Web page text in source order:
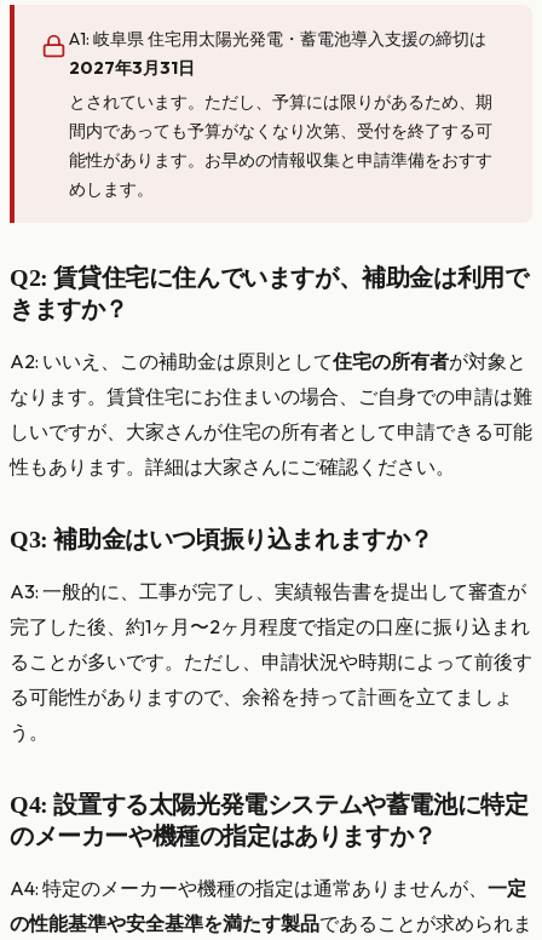
A1: 岐阜県 住宅用太陽光発電・蓄電池導入支援の締切は
2027年3月31日
とされています。ただし、予算には限りがあるため、期
間内であっても予算がなくなり次第、受付を終了する可
能性があります。お早めの情報収集と申請準備をおすす
めします。
Q2: 賃貸住宅に住んでいますが、補助金は利用で
きますか？
A2: いいえ、この補助金は原則として住宅の所有者が対象と
なります。賃貸住宅にお住まいの場合、ご自身での申請は難
しいですが、大家さんが住宅の所有者として申請できる可能
性もあります。詳細は大家さんにご確認ください。
Q3: 補助金はいつ頃振り込まれますか？
A3: 一般的に、工事が完了し、実績報告書を提出して審査が
完了した後、約1ヶ月〜2ヶ月程度で指定の口座に振り込まれ
ることが多いです。ただし、申請状況や時期によって前後す
る可能性がありますので、余裕を持って計画を立てましょ
う。
Q4: 設置する太陽光発電システムや蓄電池に特定
のメーカーや機種の指定はありますか？
A4: 特定のメーカーや機種の指定は通常ありませんが、 一定
の性能基準や安全基準を満たす製品であることが求められま